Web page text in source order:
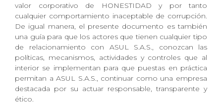
valor corporativo de HONESTIDAD y por tanto
cualquier comportamiento inaceptable de corrupción.
De igual manera, el presente documento es también
una guía para que los actores que tienen cualquier tipo
de relacionamiento con ASUL S.A.S., conozcan las
políticas, mecanismos, actividades y controles que al
interior se implementan para que puestas en práctica
permitan a ASUL S.A.S., continuar como una empresa
destacada por su actuar responsable, transparente y
ético.